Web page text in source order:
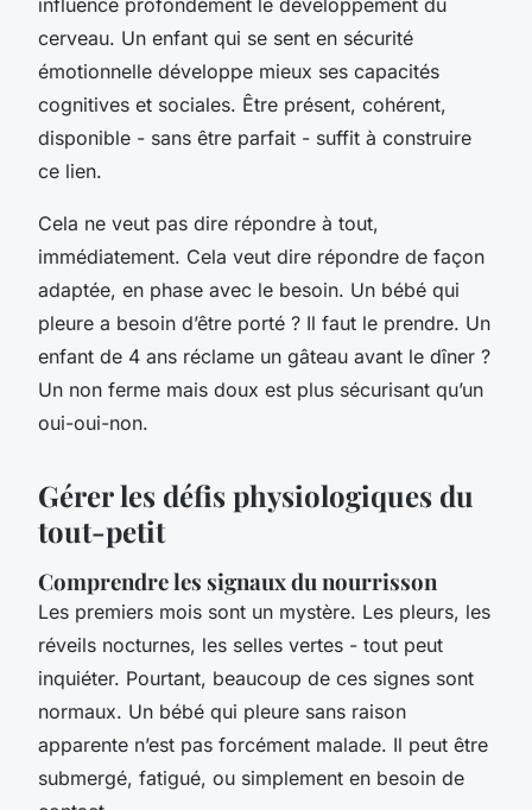
cerveau. Un enfant qui se sent en sécurité
émotionnelle développe mieux ses capacités
cognitives et sociales. Être présent, cohérent,
disponible - sans être parfait - suffit à construire
ce lien.
Cela ne veut pas dire répondre à tout,
immédiatement. Cela veut dire répondre de façon
adaptée, en phase avec le besoin. Un bébé qui
pleure a besoin d’être porté ? Il faut le prendre. Un
enfant de 4 ans réclame un gâteau avant le dîner ?
Un non ferme mais doux est plus sécurisant qu’un
oui-oui-non.
Gérer les défis physiologiques du
tout-petit
Comprendre les signaux du nourrisson
Les premiers mois sont un mystère. Les pleurs, les
réveils nocturnes, les selles vertes - tout peut
inquiéter. Pourtant, beaucoup de ces signes sont
normaux. Un bébé qui pleure sans raison
apparente n’est pas forcément malade. Il peut être
submergé, fatigué, ou simplement en besoin de